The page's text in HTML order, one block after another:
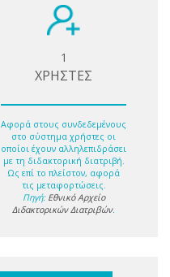
1
ΧΡΗΣΤΕΣ
Αφορά στους συνδεδεμένους
στο σύστημα χρήστες οι
οποίοι έχουν αλληλεπιδράσει
με τη διδακτορική διατριβή.
Ως επί το πλείστον, αφορά
τις μεταφορτώσεις.
Πηγή: Εθνικό Αρχείο
Διδακτορικών Διατριβών.